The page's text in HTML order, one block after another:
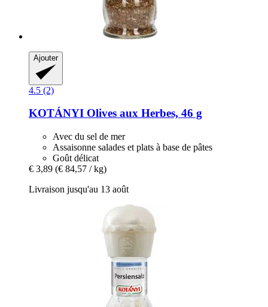
Ajouter
4.5 (2)
KOTÁNYI Olives aux Herbes, 46 g
Avec du sel de mer
Assaisonne salades et plats à base de pâtes
Goût délicat
€ 3,89 (€ 84,57 / kg)
Livraison jusqu'au 13 août